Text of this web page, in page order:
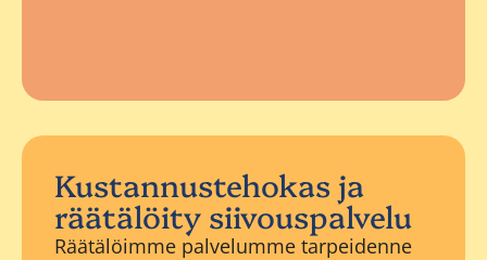
Kustannustehokas ja
räätälöity siivouspalvelu
Räätälöimme palvelumme tarpeidenne